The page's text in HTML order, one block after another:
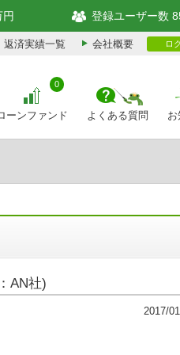
円 登録ユーザー数
返済実績一覧 会社概要 ロ
ーンファンド
0
よくある質問
AN社)
2017/